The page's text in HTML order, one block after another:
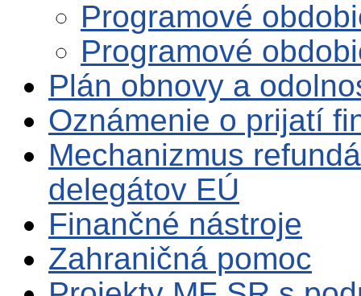
Programové
Programové
Plán obnovy a
Oznámenie o prijatí
Mechanizmus
delegátov EÚ
Finančné nástroje
Zahraničná pomoc